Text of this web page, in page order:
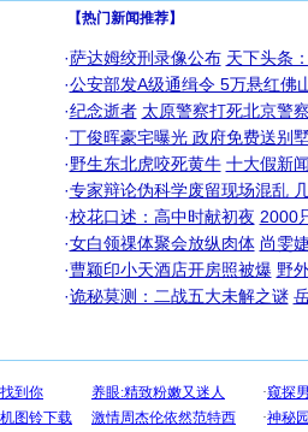
【热门新闻推荐】
·萨达姆绞刑录像公布 天下头条
·公安部发A级通缉令 5万悬红佛
·纪念逝者 太原警察打死北京警
·丁俊晖豪宅曝光 政府免费送别
·野生东北虎咬死黄牛 十大假新
·专家辩论伪科学废留现场混乱
·校花口述：高中时献初夜 2000
·女白领祼体聚会放纵肉体 尚雯
·曹颖印小天酒店开房照被爆 野
·诡秘莫测：二战五大未解之谜